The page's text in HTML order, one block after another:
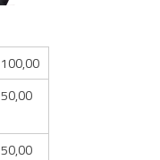
100,00
50,00
50,00